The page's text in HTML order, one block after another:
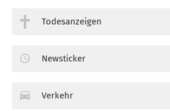
Todesanzeigen
Newsticker
Verkehr